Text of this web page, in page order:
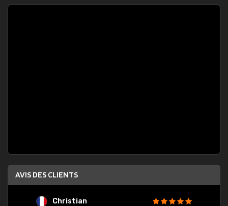
AVIS DES CLIENTS
Christian